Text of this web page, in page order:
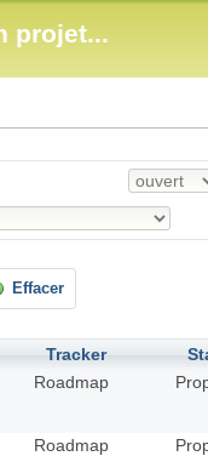
projet...
Effacer
Tracker
Roadmap
Roadmap